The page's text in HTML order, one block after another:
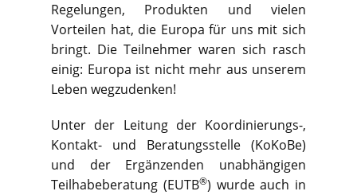
Regelungen, Produkten und vielen
Vorteilen hat, die Europa für uns mit sich
bringt. Die Teilnehmer waren sich rasch
einig: Europa ist nicht mehr aus unserem
Leben wegzudenken!
Unter der Leitung der Koordinierungs-,
Kontakt- und Beratungsstelle (KoKoBe)
und der Ergänzenden unabhängigen
Teilhabeberatung (EUTB®) wurde auch in